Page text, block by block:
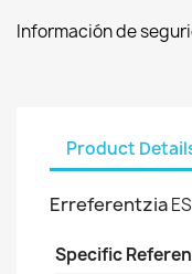
Información de
Product
Erreferentzia
Specific